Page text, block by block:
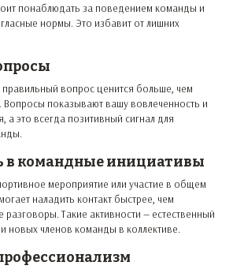
понаблюдать за поведением команды и
нормы. Это избавит от лишних
правильный вопрос ценится больше, чем
показывают вашу вовлеченность и
а это всегда позитивный сигнал для
в командные инициативы
мероприятие или участие в общем
наладить контакт быстрее, чем
Такие активности — естественный
новых членов команды в коллективе.